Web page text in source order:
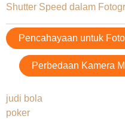
Shutter Speed dalam
Post
navigation
Pencahayaan untuk
Perbedaan Kamera
judi bola
poker